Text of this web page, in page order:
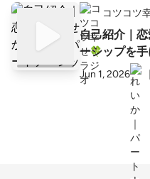
コツコツ
自己紹介｜
ーシップを
Jun 1, 2026